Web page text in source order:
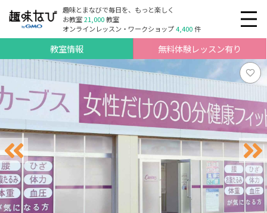
趣味とまなびで毎日を、もっと楽しく
お教室21,000教室
オンラインレッスン・ワークショップ4,400件
教室情報 無料体験レッスン有り